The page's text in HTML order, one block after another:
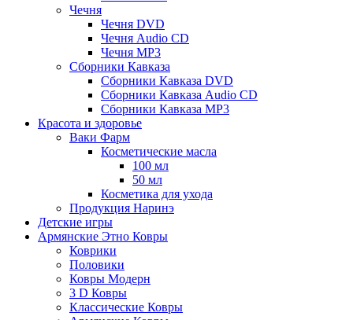
Чечня
Чечня DVD
Чечня Audio CD
Чечня MP3
Сборники Кавказа
Сборники Кавказа DVD
Сборники Кавказа Audio CD
Сборники Кавказа MP3
Красота и здоровье
Ваки Фарм
Косметические масла
100 мл
50 мл
Косметика для ухода
Продукция Наринэ
Детские игры
Армянские Этно Ковры
Коврики
Половики
Ковры Модерн
3 D Ковры
Классические Ковры